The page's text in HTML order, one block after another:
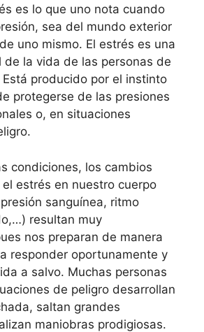
es lo que uno nota cuando
sea del mundo exterior
uno mismo. El estrés es una
de la vida de las personas de
producido por el instinto
protegerse de las presiones
o, en situaciones
condiciones, los cambios
estrés en nuestro cuerpo
sanguínea, ritmo
resultan muy
nos preparan de manera
responder oportunamente y
a salvo. Muchas personas
de peligro desarrollan
saltan grandes
maniobras prodigiosas.